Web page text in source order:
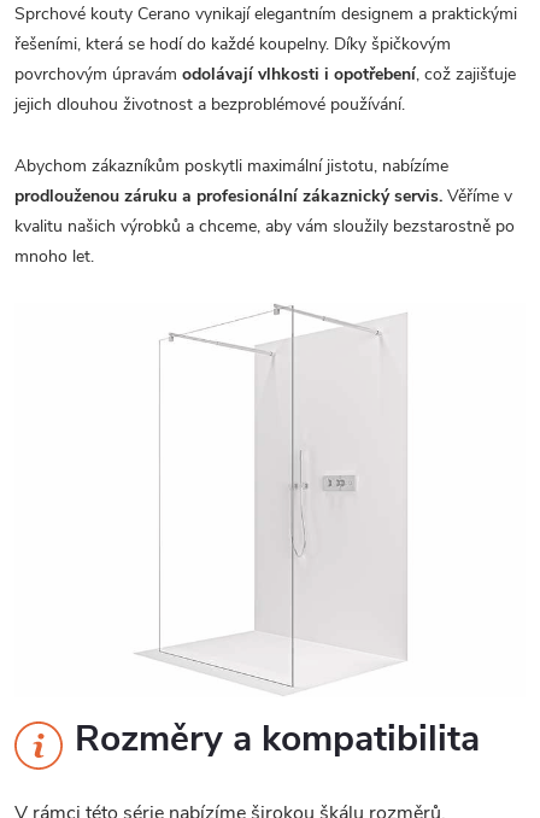
Sprchové kouty Cerano vynikají elegantním designem a praktickými
řešeními, která se hodí do každé koupelny. Díky špičkovým
povrchovým úpravám odolávají vlhkosti i opotřebení, což zajišťuje
jejich dlouhou životnost a bezproblémové používání.
Abychom zákazníkům poskytli maximální jistotu, nabízíme
prodlouženou záruku a profesionální zákaznický servis. Věříme v
kvalitu našich výrobků a chceme, aby vám sloužily bezstarostně po
mnoho let.
Rozměry a kompatibilita